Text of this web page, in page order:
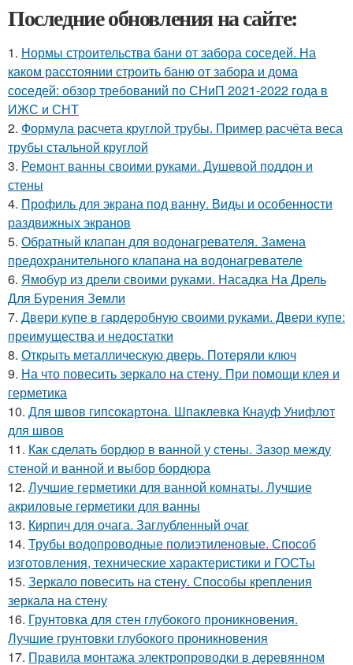
Последние обновления на сайте:
1. Нормы строительства бани от забора соседей. На
каком расстоянии строить баню от забора и дома
соседей: обзор требований по СНиП 2021-2022 года в
ИЖС и СНТ
2. Формула расчета круглой трубы. Пример расчёта веса
трубы стальной круглой
3. Ремонт ванны своими руками. Душевой поддон и
стены
4. Профиль для экрана под ванну. Виды и особенности
раздвижных экранов
5. Обратный клапан для водонагревателя. Замена
предохранительного клапана на водонагревателе
6. Ямобур из дрели своими руками. Насадка На Дрель
Для Бурения Земли
7. Двери купе в гардеробную своими руками. Двери купе:
преимущества и недостатки
8. Открыть металлическую дверь. Потеряли ключ
9. На что повесить зеркало на стену. При помощи клея и
герметика
10. Для швов гипсокартона. Шпаклевка Кнауф Унифлот
для швов
11. Как сделать бордюр в ванной у стены. Зазор между
стеной и ванной и выбор бордюра
12. Лучшие герметики для ванной комнаты. Лучшие
акриловые герметики для ванны
13. Кирпич для очага. Заглубленный очаг
14. Трубы водопроводные полиэтиленовые. Способ
изготовления, технические характеристики и ГОСТы
15. Зеркало повесить на стену. Способы крепления
зеркала на стену
16. Грунтовка для стен глубокого проникновения.
Лучшие грунтовки глубокого проникновения
17. Правила монтажа электропроводки в деревянном